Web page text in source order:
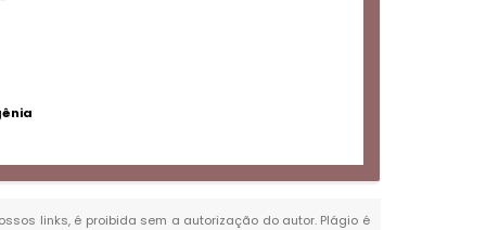
links, é proibida sem a autorização do autor. Plágio é